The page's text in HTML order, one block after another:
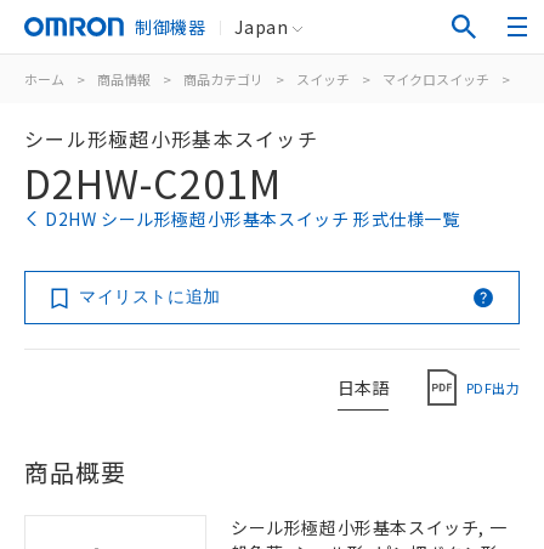
制御機器 Japan
ホーム > 商品情報 > 商品カテゴリ > スイッチ > マイクロスイッチ >
シール形極超小形基本スイッチ
D2HW-C201M
D2HW シール形極超小形基本スイッチ 形式仕様一覧
マイリストに追加
日本語 PDF出力
商品概要
シール形極超小形基本スイッチ, 一